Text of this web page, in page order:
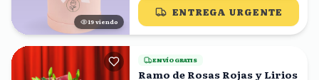
18 viendo
ENTREGA URGENTE
ENVÍO GRATIS
Ramo de Rosas Rojas y Lirios